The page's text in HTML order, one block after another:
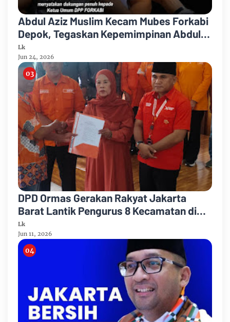
Abdul Aziz Muslim Kecam Mubes Forkabi
Depok, Tegaskan Kepemimpinan Abdul
Ghoni Sah Secara Hukum
Lk
Jun 24, 2026
DPD Ormas Gerakan Rakyat Jakarta
Barat Lantik Pengurus 8 Kecamatan di
Cipanas
Lk
Jun 11, 2026